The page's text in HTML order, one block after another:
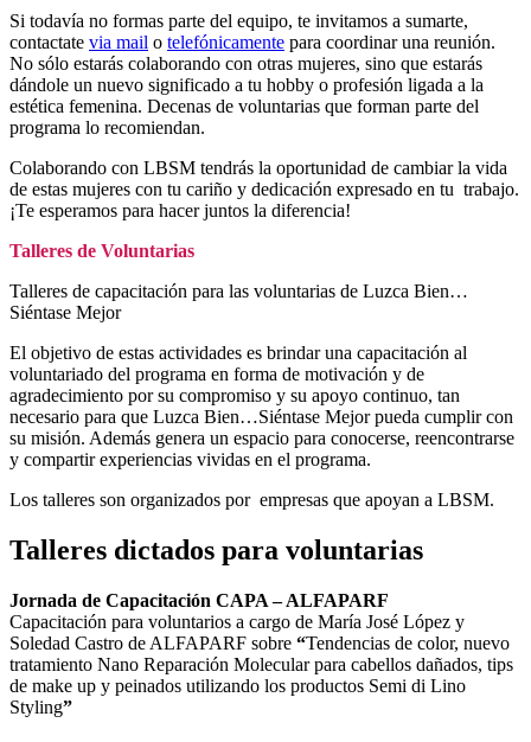
Si todavía no formas parte del equipo, te invitamos a sumarte,
contactate via mail o telefónicamente para coordinar una reunión.
No sólo estarás colaborando con otras mujeres, sino que estarás
dándole un nuevo significado a tu hobby o profesión ligada a la
estética femenina. Decenas de voluntarias que forman parte del
programa lo recomiendan.
Colaborando con LBSM tendrás la oportunidad de cambiar la vida
de estas mujeres con tu cariño y dedicación expresado en tu trabajo.
¡Te esperamos para hacer juntos la diferencia!
Talleres de Voluntarias
Talleres de capacitación para las voluntarias de Luzca Bien…
Siéntase Mejor
El objetivo de estas actividades es brindar una capacitación al
voluntariado del programa en forma de motivación y de
agradecimiento por su compromiso y su apoyo continuo, tan
necesario para que Luzca Bien…Siéntase Mejor pueda cumplir con
su misión. Además genera un espacio para conocerse, reencontrarse
y compartir experiencias vividas en el programa.
Los talleres son organizados por empresas que apoyan a LBSM.
Talleres dictados para voluntarias
Jornada de Capacitación CAPA – ALFAPARF
Capacitación para voluntarios a cargo de María José López y
Soledad Castro de ALFAPARF sobre “Tendencias de color, nuevo
tratamiento Nano Reparación Molecular para cabellos dañados, tips
de make up y peinados utilizando los productos Semi di Lino
Styling”